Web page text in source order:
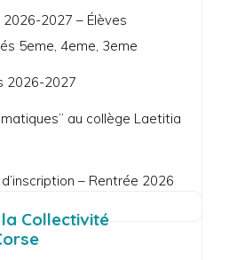
2026-2027 – Élèves
5eme, 4eme, 3eme
2026-2027
au collège Laetitia
– Rentrée 2026
Collectivité